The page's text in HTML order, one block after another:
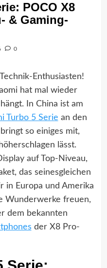
POCO X8
& Gaming-
0
Enthusiasten!
hat mal wieder
In China ist am
Turbo 5 Serie an den
so einiges mit,
lässt.
auf Top-Niveau,
das seinesgleichen
in Europa und Amerika
Wunderwerke freuen,
dem bekannten
der X8 Pro-